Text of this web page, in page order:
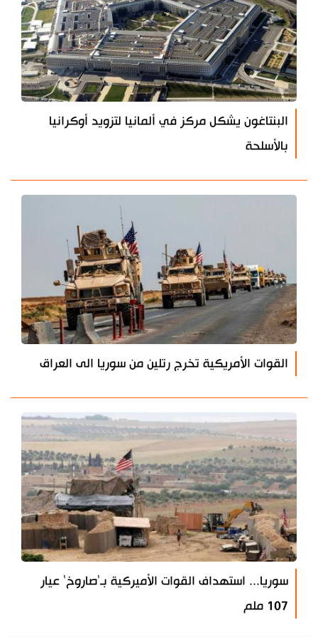
البنتاغون يشكل مركز في ألمانيا لتزويد أوكرانيا
بالأسلحة
القوات الأمريكية تخرج رتلين من سوريا الى العراق
سوريا... استهداف القوات الأميركية بـ'صاروخ' عيار
107 ملم